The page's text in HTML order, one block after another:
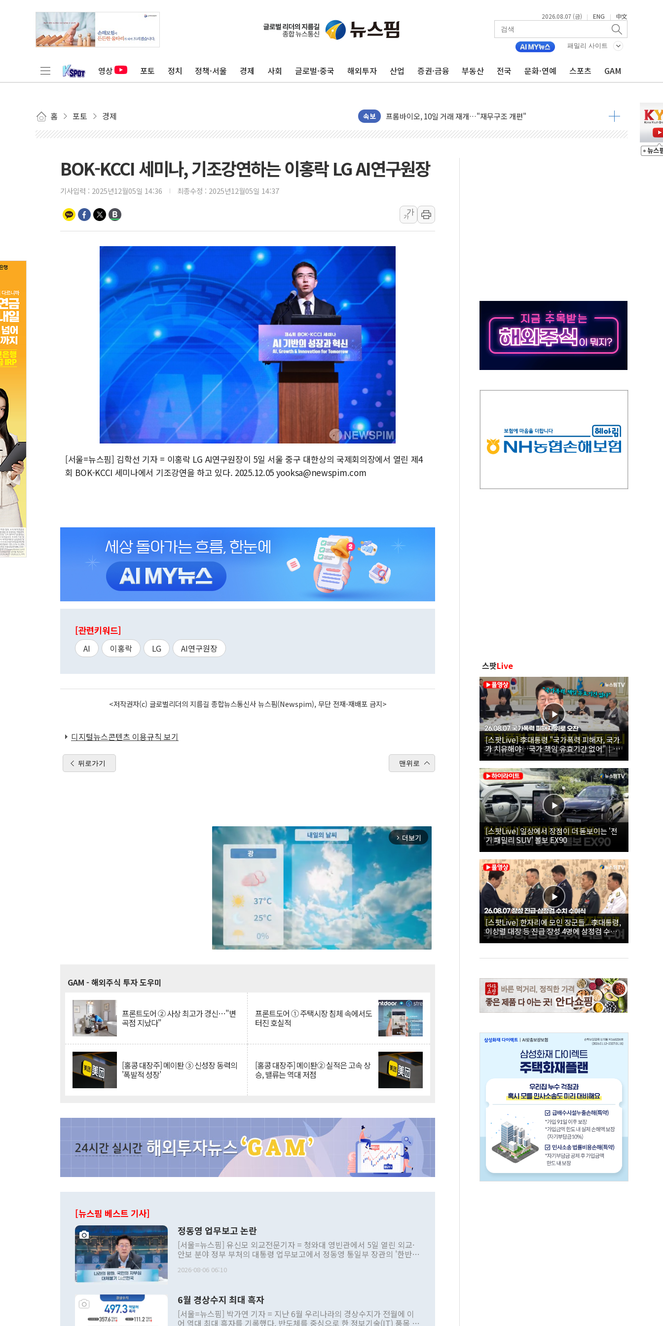
2026.08.07 (금) | ENG | 中文
패밀리 사이트
영상 포토 정치 정책·서울 경제 사회 글로벌·중국 해외투자 산업 증권·금융 부동산 전국 문화·연예 스포츠 GAM
홈 포토 경제 속보
'변기 수리' 집주인에게 흉기 휘두른 30대 세입자…경찰, 현행범 체포
프롬바이오, 10일 거래 재개…"재무구조 개편"
NH농협생명, 농작업 중 온열질환 보장…폭염기 신속 보상 강화
랩지노믹스 "디엑솜과 美 암 진단 분야 독점 라이선스 계약"
보로노이, 폐암 치료제 'VRN11' 캐나다 IND 신청
교보생명, '교보K-맞춤건강보험' 6개월 배타적사용권 획득
벼랑 끝 선 '동전주' 무더기 상폐 위기…관리종목 우려 지정예고 총 63개
1순위보다 낮은 특별공급 경쟁률… 실수요자 관심
컴투스 '제우스: 오만의 신' 26일 출시, 유저의 캐릭터가 AI로 플레이한다
서울 재건축·재개발 정상화시 5년 내 9만가구 순증...이주 대란도 제한적
반도체공학회 "R&D직 주 52시간제 개선해야…기술격차 확대 막아야"
카카오, 2026년 임금협약 타결…연봉 6.3% 인상
현대카드, 박재범·실리카겔 등 8~9월 공연 라인업 공개
[르포] 육군, 2031년까지 3개 보급단 '1등급 스마트 물류센터' 전환
BOK-KCCI 세미나, 기조강연하는 이홍락 LG AI연구원장
기사입력 : 2025년12월05일 14:36 최종수정 : 2025년12월05일 14:37
가
가
[서울=뉴스핌] 김학선 기자 = 이홍락 LG AI연구원장이 5일 서울 중구 대한상의 국제회의장에서 열린 제4
회 BOK-KCCI 세미나에서 기조강연을 하고 있다. 2025.12.05 yooksa@newspim.com
[관련키워드]
AI 이홍락 LG AI연구원장
<저작권자(c) 글로벌리더의 지름길 종합뉴스통신사 뉴스핌(Newspim), 무단 전재-재배포 금지>
디지털뉴스콘텐츠 이용규칙 보기
뒤로가기 맨위로
arrow_forward_ios 더보기
GAM - 해외주식 투자 도우미
프론트도어 ② 사상 최고가 경신…"변
곡점 지났다"
프론트도어 ① 주택시장 침체 속에서도
터진 호실적
[홍콩 대장주] 메이퇀 ③ 신성장 동력의
'폭발적 성장'
[홍콩 대장주] 메이퇀② 실적은 고속 상
승, 밸류는 역대 저점
[뉴스핌 베스트 기사]
정동영 업무보고 논란
[서울=뉴스핌] 유신모 외교전문기자 = 청와대 영빈관에서 5일 열린 외교·
안보 분야 정부 부처의 대통령 업무보고에서 정동영 통일부 장관의 '한반도
발언 중에는 정부 내 조율을 거치지 않은 사안을 정책으로 추진하겠다고 공
주의적 희망에 근거한 비현실적 구상'이라는 비판을 내놨다. 그동안 정 장
관의 대북 정책 관련 발언이 물의를 빚은 적은 여러 번 있지만 대통령과 유
관 부처 장관이 공개적으로 부정적 입장을 표명한 것은 이례적이다. 정 장
2026-08-06 06:10
6월 경상수지 최대 흑자
[서울=뉴스핌] 박가연 기자 = 지난 6월 우리나라의 경상수지가 전월에 이
어 역대 최대 흑자를 기록했다. 반도체를 중심으로 한 정보기술(IT) 품목 수
스팟Live
[스팟Live] 李대통령 "국가폭력 피해자, 국가
가 치유해야…국가 책임 유효기간 없어"｜
26.08.07 국가폭력 피해자 위로 오찬
[스팟Live] 일상에서 장점이 더 돋보이는 '전
기 패밀리 SUV' 볼보 EX90
[스팟Live] 한자리에 모인 장군들...李대통령,
이상렬 대장 등 진급 장성 4명에 삼정검 수치
직접 수여｜26.08.07 장성 진급·삼정검 수치